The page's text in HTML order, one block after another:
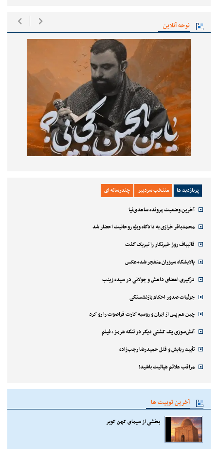
نوحه آنلاین
پربازدید ها منتخب سردبیر چندرسانه ای
آخرین وضعیت پرونده ساعدی‌نیا
محمدباقر خرازی به دادگاه ویژه روحانیت احضار شد
قالیباف روز خبرنگار را تبریک گفت
پالایشگاه سیزران منفجر شد+عکس
درگیری اعضای داعش و جولانی در سیده زینب
جزئیات صدور احکام بازنشستگی
چین هم پس از ایران و روسیه کارت فراصوت را رو کرد
آتش‌سوزی یک کشتی دیگر در تنگه هرمز+فیلم
تأیید ربایش و قتل حمیدرضا رجب‌زاده
مراقب علائم هپاتیت باشید!
آخرین توییت ها
بخشی از سیمای کهن کویر